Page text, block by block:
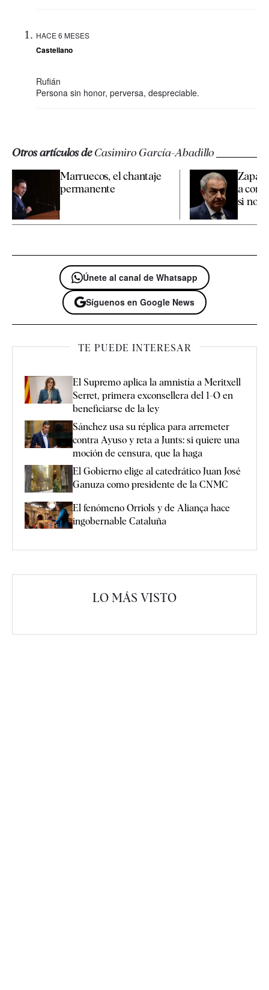
HACE 6 MESES
Castellano
Rufián
Persona sin honor, perversa, despreciable.
Otros artículos deCasimiro García-Abadillo
Marruecos, el chantaje
permanente
a
si nos
Únete al canal de Whatsapp
Síguenos en Google News
TE PUEDE INTERESAR
El Supremo aplica la amnistía a Meritxell
Serret, primera exconsellera del 1-O en
beneficiarse de la ley
Sánchez usa su réplica para arremeter
contra Ayuso y reta a Junts: si quiere una
moción de censura, que la haga
El Gobierno elige al catedrático Juan José
Ganuza como presidente de la CNMC
El fenómeno Orriols y de Aliança hace
ingobernable Cataluña
LO MÁS VISTO